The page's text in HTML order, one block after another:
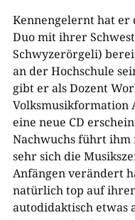
Kennengelernt hat
Duo mit ihrer
Schwyzerörgeli)
an der Hochschule
gibt er als Dozent
Volksmusikformation
eine neue CD
Nachwuchs führt ihm
sehr sich die
Anfängen verändert
natürlich top auf
autodidaktisch etwas